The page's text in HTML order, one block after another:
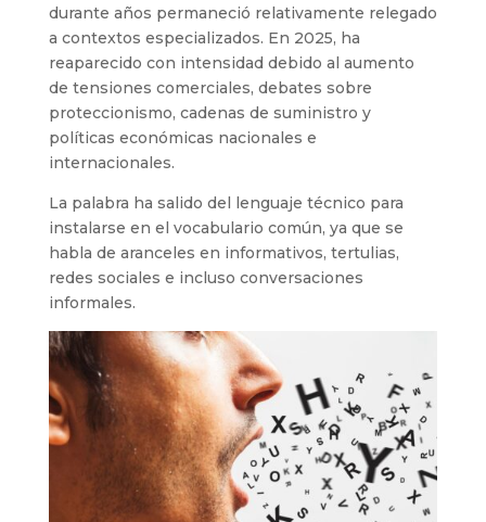
durante años permaneció relativamente relegado
a contextos especializados. En 2025, ha
reaparecido con intensidad debido al aumento
de tensiones comerciales, debates sobre
proteccionismo, cadenas de suministro y
políticas económicas nacionales e
internacionales.
La palabra ha salido del lenguaje técnico para
instalarse en el vocabulario común, ya que se
habla de aranceles en informativos, tertulias,
redes sociales e incluso conversaciones
informales.